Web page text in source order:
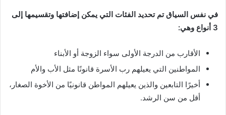
في نفس السياق تم تحديد الفئات التي يمكن إضافتها وتقسيمها إلى
3 أنواع وهي:
الأقارب من الدرجة الأولى سواء الزوجة أو الأبناء
المواطنين التي يعيلهم رب الأسرة قانونًا مثل الأب والأم
أخيرًا التابعين والذين يعيلهم المواطن قانونيًا من الأخوة الصغار،
أقل من سن الرشد.